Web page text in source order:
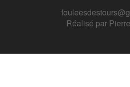
Réalisé par